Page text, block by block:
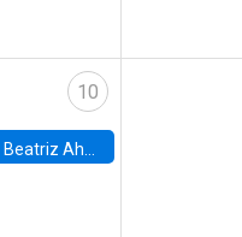
10
Beatriz Ahumada, PhD candidate, Universidad de Pittsburgh